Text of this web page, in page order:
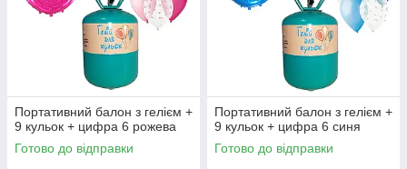
Портативний балон з гелієм +
9 кульок + цифра 6 рожева
Готово до відправки
Портативний балон з гелієм +
9 кульок + цифра 6 синя
Готово до відправки